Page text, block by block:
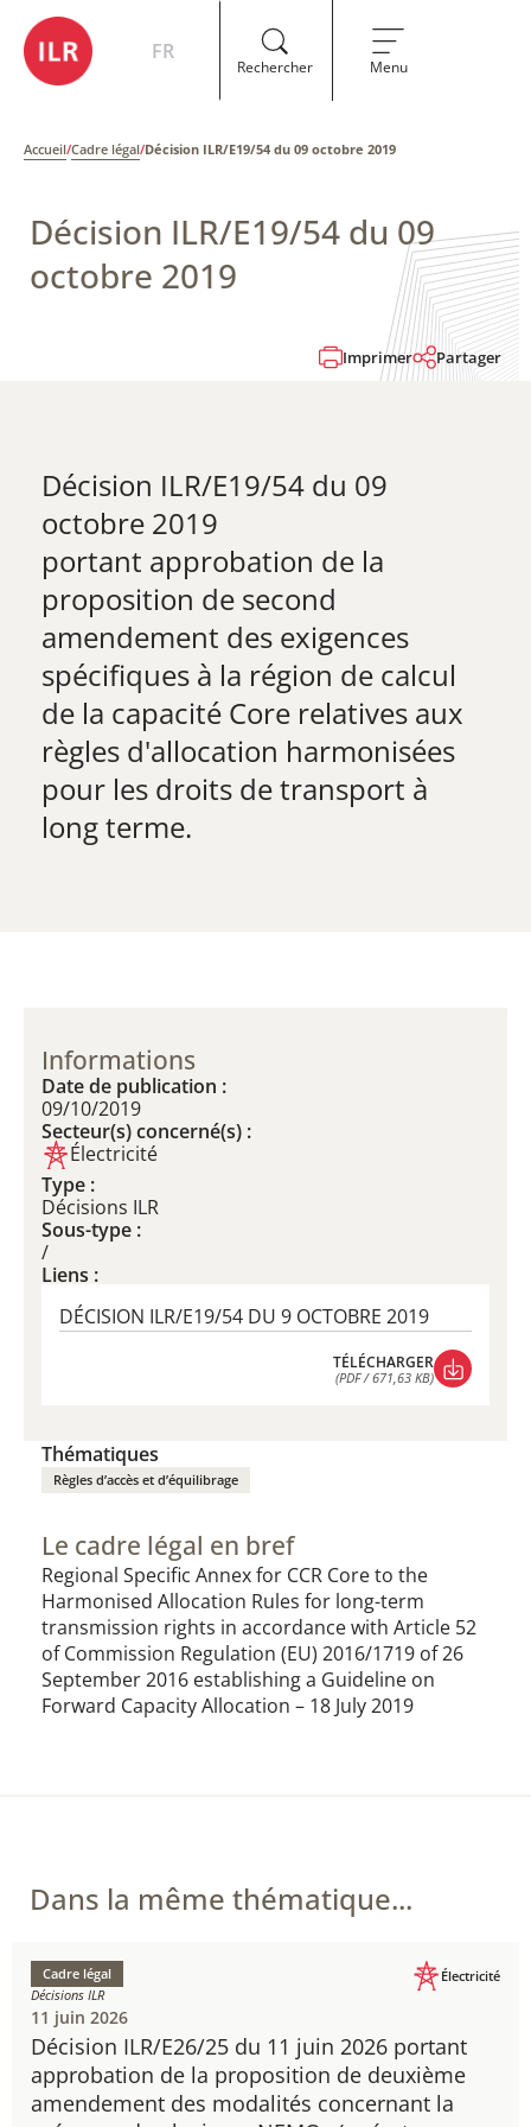
FR
Rechercher Menu
Accueil/Cadre légal/Décision ILR/E19/54 du 09 octobre 2019
Décision ILR/E19/54 du 09
octobre 2019
Imprimer Partager
Décision ILR/E19/54 du 09
octobre 2019
​portant approbation de la
proposition de second
amendement des exigences
spécifiques à la région de calcul
de la capacité Core relatives aux
règles d'allocation harmonisées
pour les droits de transport à
long terme.
Informations
Date de publication :
09/10/2019
Secteur(s) concerné(s) :
Électricité
Type :
Décisions ILR
Sous-type :
/
Liens :
DÉCISION ILR/E19/54 DU 9 OCTOBRE 2019
TÉLÉCHARGER
(PDF / 671,63 KB)
Thématiques
Règles d’accès et d’équilibrage
Le cadre légal en bref
Regional Specific Annex for CCR Core to the
Harmonised Allocation Rules for long-term
transmission rights in accordance with Article 52
of Commission Regulation (EU) 2016/1719 of 26
September 2016 establishing a Guideline on
Forward Capacity Allocation – 18 July 2019
Dans la même thématique...
Décision ILR/E26/25 du 11 juin 2026 portant
approbation de la proposition de deuxième
amendement des modalités concernant la
Cadre légal
Décisions ILR
Électricité
11 juin 2026